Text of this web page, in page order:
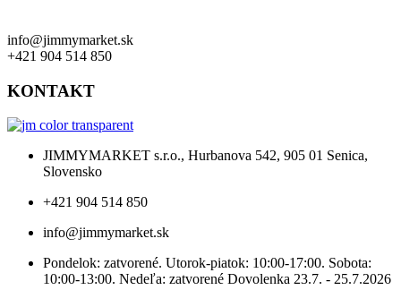
info@jimmymarket.sk
+421 904 514 850
KONTAKT
JIMMYMARKET s.r.o., Hurbanova 542, 905 01 Senica,
Slovensko
+421 904 514 850
info@jimmymarket.sk
Pondelok: zatvorené. Utorok-piatok: 10:00-17:00. Sobota:
10:00-13:00. Nedeľa: zatvorené Dovolenka 23.7. - 25.7.2026